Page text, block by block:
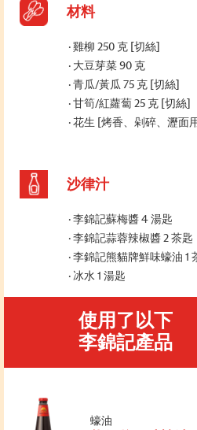
材料
雞柳 250 克 [切絲]
大豆芽菜 90 克
青瓜/黃瓜 75 克 [切絲]
甘筍/紅蘿蔔 25 克 [切絲]
花生 [烤香、剁碎、瀝面
沙律汁
李錦記蘇梅醬 4 湯匙
李錦記蒜蓉辣椒醬 2 茶匙
李錦記熊貓牌鮮味蠔油 1
冰水 1 湯匙
使用了以下
李錦記產品
蠔油